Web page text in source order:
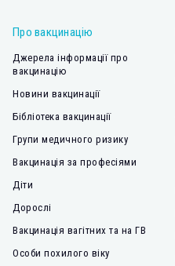
Про вакцинацію
Джерела інформації про
вакцинацію
Новини вакцинації
Бібліотека вакцинації
Групи медичного ризику
Вакцинація за професіями
Діти
Дорослі
Вакцинація вагітних та на ГВ
Особи похилого віку